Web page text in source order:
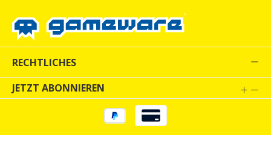
RECHTLICHES
JETZT ABONNIEREN